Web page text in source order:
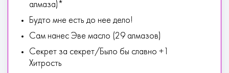
алмаза)*
Будто мне есть до нее дело!
Сам нанес Эве масло (29 алмазов)
Секрет за секрет/Было бы славно +1
Хитрость